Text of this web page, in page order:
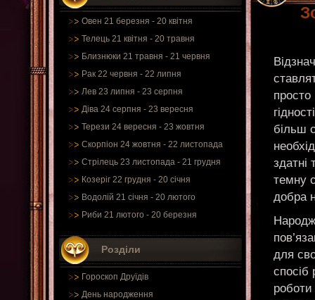
Овен 21 березня - 20 квітня
Телець 21 квітня - 20 травня
Близнюки 21 травня - 21 червня
Рак 22 червня - 22 липня
Лев 23 липня - 23 серпня
Діва 24 серпня - 23 вересня
Терези 24 вересня - 23 жовтня
Скорпіон 24 жовтня - 22 листопада
Стрілець 23 листопада - 21 грудня
Козеріг 22 грудня - 20 січня
Водолій 21 січня - 20 лютого
Риби 21 лютого - 20 березня
Розділи
Гороскоп Друїдів
День народження
більш
здатні
темну
добра
для
спосіб
роботи